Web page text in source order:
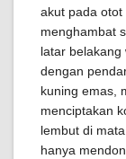
akut pada
menghambat
latar belakang
dengan
kuning emas,
menciptakan
lembut di
hanya